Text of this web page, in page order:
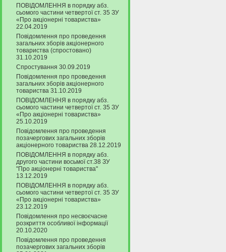
ПОВІДОМЛЕННЯ в порядку абз.
сьомого частини четвертої ст. 35 ЗУ
«Про акціонерні товариства»
22.04.2019
Повідомлення про проведення
загальних зборів акціонерного
товариства (спростовано)
31.10.2019
Спростування 30.09.2019
Повідомлення про проведення
загальних зборів акціонерного
товариства 31.10.2019
ПОВІДОМЛЕННЯ в порядку абз.
сьомого частини четвертої ст. 35 ЗУ
«Про акціонерні товариства»
25.10.2019
Повідомлення про проведення
позачергових загальних зборів
акціонерного товариства 28.12.2019
ПОВІДОМЛЕННЯ в порядку абз.
другого частини восьмої ст.38 ЗУ
"Про акціонерні товариства"
13.12.2019
ПОВІДОМЛЕННЯ в порядку абз.
сьомого частини четвертої ст. 35 ЗУ
«Про акціонерні товариства»
23.12.2019
Повідомлення про несвоєчасне
розкриття особливої інформації
20.10.2020
Повідомлення про проведення
позачергових загальних зборів